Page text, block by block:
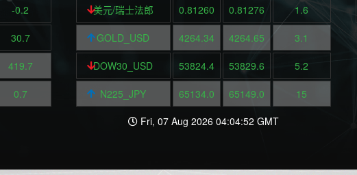
-0.2
30.7
419.7
0.7
美元/瑞士法郎 0.81260 0.81276 1.6
GOLD_USD 4264.34 4264.65 3.1
DOW30_USD 53824.4 53829.6 5.2
N225_JPY 65134.0 65149.0
15
Fri, 07 Aug 2026 04:04:52 GMT